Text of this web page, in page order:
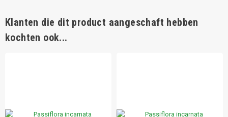
Klanten die dit product aangeschaft hebben
kochten ook...